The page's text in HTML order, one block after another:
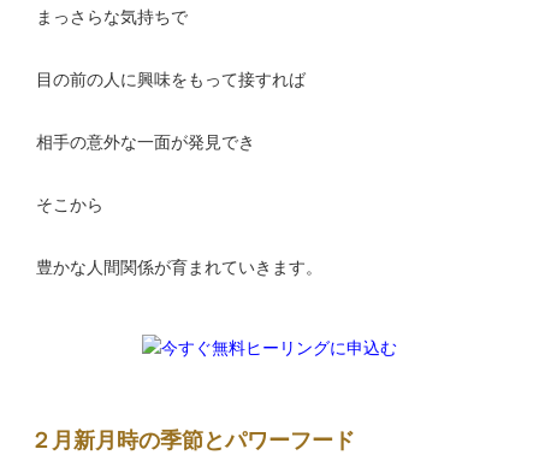
まっさらな気持ちで
目の前の人に興味をもって接すれば
相手の意外な一面が発見でき
そこから
豊かな人間関係が育まれていきます。
２月新月時の季節とパワーフード